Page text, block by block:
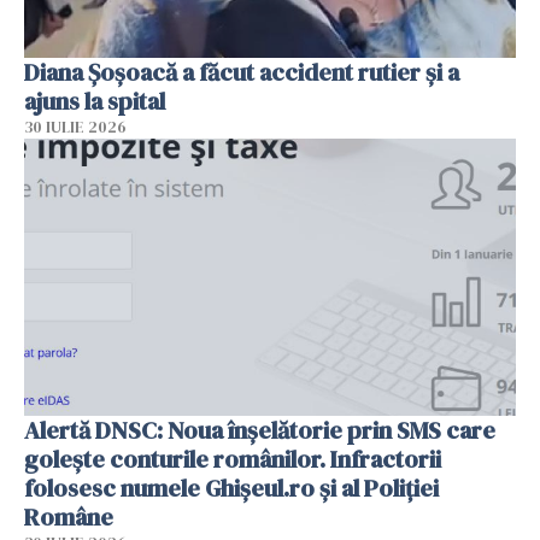
Diana Șoșoacă a făcut accident rutier și a
ajuns la spital
30 IULIE 2026
Alertă DNSC: Noua înșelătorie prin SMS care
golește conturile românilor. Infractorii
folosesc numele Ghișeul.ro și al Poliției
Române